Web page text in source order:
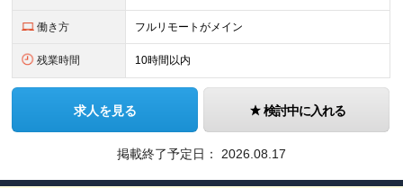
働き方 フルリモートがメイン
残業時間 10時間以内
求人を見る 検討中に入れる
掲載終了予定日： 2026.08.17